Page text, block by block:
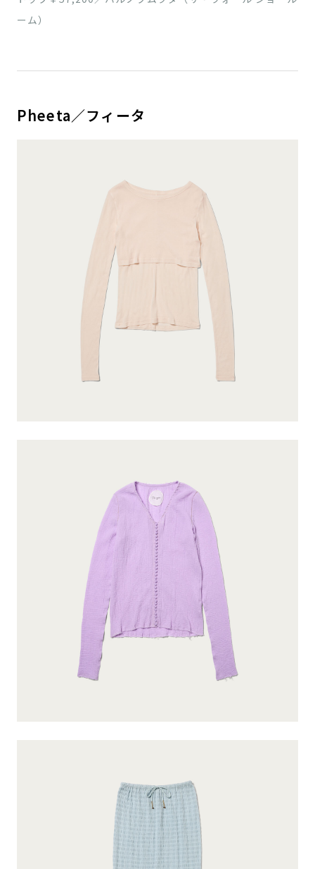
ーム）
Pheeta／フィータ